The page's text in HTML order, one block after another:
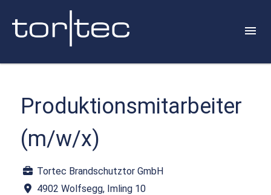
Produktionsmitarbeiter
(m/w/x)
Tortec Brandschutztor GmbH
4902 Wolfsegg, Imling 10